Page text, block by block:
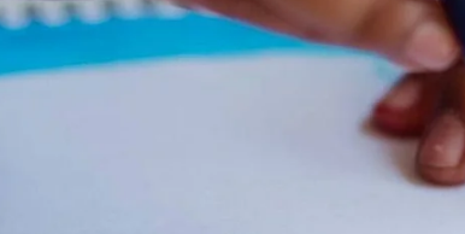
و الأحداث
تتضمن المرحلة أنشطة صفية ولا صفية